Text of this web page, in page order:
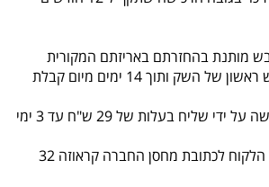
מותנת בהחזרתם באריזתם המקורית
ותוך 14 ימים מיום קבלת
החלפת שק המזון תעשה על ידי שליח בעלות של 29 ש"ח עד 3 ימי
או בהגעה עצמית של הלקוח לכתובת מחסן החברה קראוזה 32